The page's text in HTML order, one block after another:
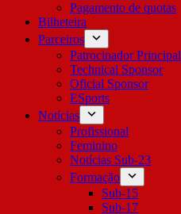
Pagamento de quotas
Bilheteira
Parceiros
Patrocinador Principal
Technical Sponsor
Oficial Sponsor
ESports
Notícias
Profissional
Feminino
Notícias Sub-23
Formação
Sub-15
Sub-17